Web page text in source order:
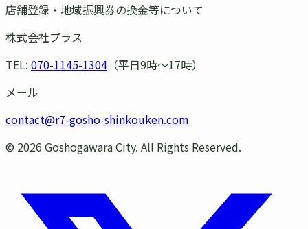
店舗登録・地域振興券の換金等について
株式会社プラス
TEL: 070-1145-1304 （平日9時〜17時）
メール
contact@r7-gosho-shinkouken.com
© 2026 Goshogawara City. All Rights Reserved.